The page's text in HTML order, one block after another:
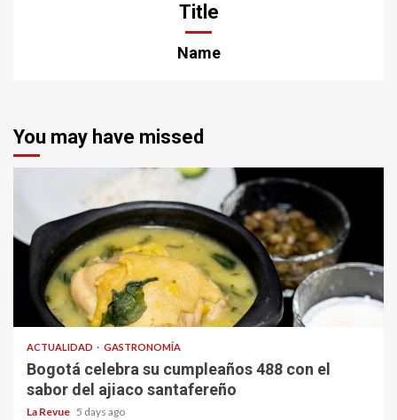
Title
Name
You may have missed
ACTUALIDAD GASTRONOMÍA
Bogotá celebra su cumpleaños 488 con el
sabor del ajiaco santafereño
La Revue 5 days ago